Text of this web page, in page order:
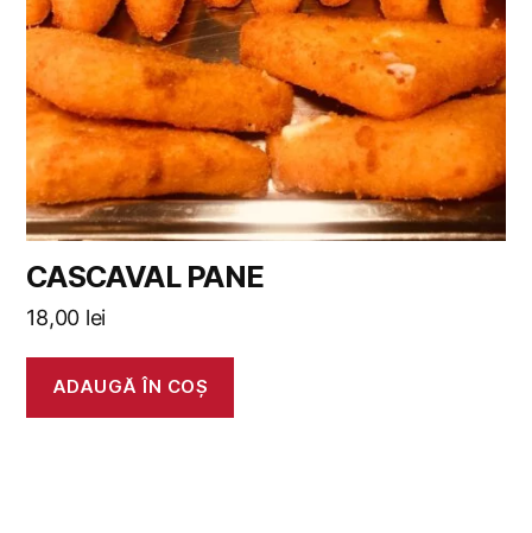
CASCAVAL PANE
18,00 lei
ADAUGĂ ÎN COȘ